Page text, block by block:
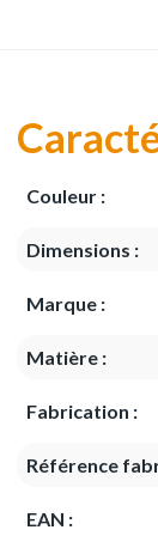
Couleur :
Dimensions :
Marque :
Matière :
Fabrication :
Référence
EAN :